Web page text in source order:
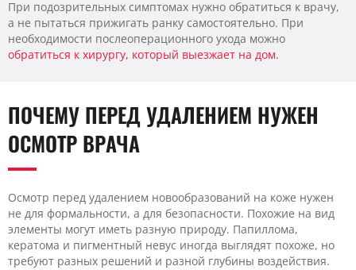
При подозрительных симптомах нужно обратиться к врачу,
а не пытаться прижигать ранку самостоятельно. При
необходимости послеоперационного ухода можно
обратиться к хирургу, который выезжает на дом.
ПОЧЕМУ ПЕРЕД УДАЛЕНИЕМ НУЖЕН
ОСМОТР ВРАЧА
Осмотр перед удалением новообразований на коже нужен
не для формальности, а для безопасности. Похожие на вид
элементы могут иметь разную природу. Папиллома,
кератома и пигментный невус иногда выглядят похоже, но
требуют разных решений и разной глубины воздействия.